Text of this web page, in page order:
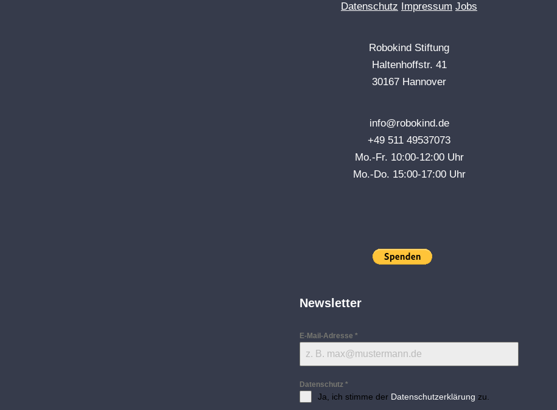
Datenschutz Impressum Jobs
Robokind Stiftung
Haltenhoffstr. 41
30167 Hannover
info@robokind.de
+49 511 49537073
Mo.-Fr. 10:00-12:00 Uhr
Mo.-Do. 15:00-17:00 Uhr
Newsletter
E-Mail-Adresse *
Datenschutz *
Ja, ich stimme der Datenschutzerklärung zu.